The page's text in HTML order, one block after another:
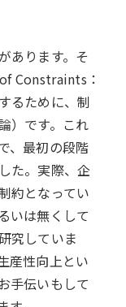
あります。そ
Constraints：
るために、制
）です。これ
、最初の段階
た。実際、企
約となってい
いは無くして
究していま
産性向上とい
手伝いもして